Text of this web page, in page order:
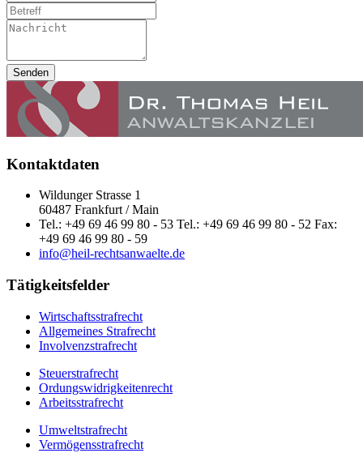
Senden
Kontaktdaten
Wildunger Strasse 1
60487 Frankfurt / Main
Tel.: +49 69 46 99 80 - 53 Tel.: +49 69 46 99 80 - 52 Fax:
+49 69 46 99 80 - 59
info@heil-rechtsanwaelte.de
Tätigkeitsfelder
Wirtschaftsstrafrecht
Allgemeines Strafrecht
Involvenzstrafrecht
Steuerstrafrecht
Ordungswidrigkeitenrecht
Arbeitsstrafrecht
Umweltstrafrecht
Vermögensstrafrecht